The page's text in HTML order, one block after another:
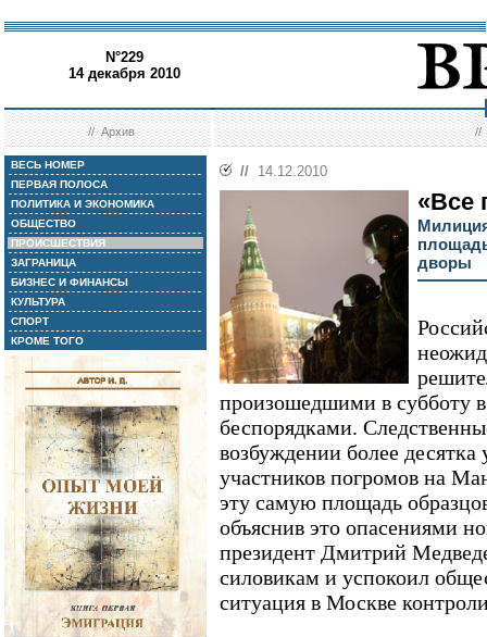
N°229
14 декабря 2010
//Архив //
ВЕСЬ НОМЕР
ПЕРВАЯ ПОЛОСА
ПОЛИТИКА И ЭКОНОМИКА
ОБЩЕСТВО
ПРОИСШЕСТВИЯ
ЗАГРАНИЦА
БИЗНЕС И ФИНАНСЫ
КУЛЬТУРА
СПОРТ
КРОМЕ ТОГО
// 14.12.2010
«Все
дворы
произошедшими в субботу
беспорядками.
возбуждении более десятка
участников погромов на
эту самую площадь
объяснив это опасениями
президент Дмитрий
силовикам и успокоил
ситуация в Москве